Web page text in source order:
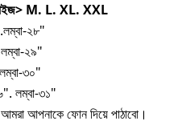
M. L. XL. XXL
২৮"
২৯"
৩০"
লম্বা-৩১"
আপনাকে ফোন দিয়ে পাঠাবো।